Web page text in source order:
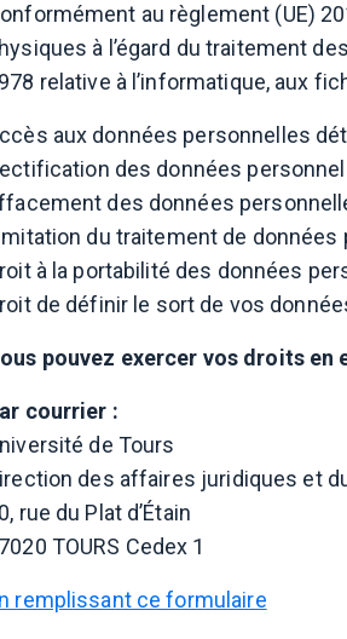
au règlement (UE)
à l’égard du traitement
relative à l’informatique, aux
aux données personnelles
des données
des données
du traitement de données
à la portabilité des données
de définir le sort de vos
pouvez exercer vos droits
courrier :
de Tours
des affaires juridiques et
rue du Plat d’Étain
TOURS Cedex 1
remplissant ce formulaire